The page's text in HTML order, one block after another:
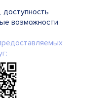
доступность
возможности